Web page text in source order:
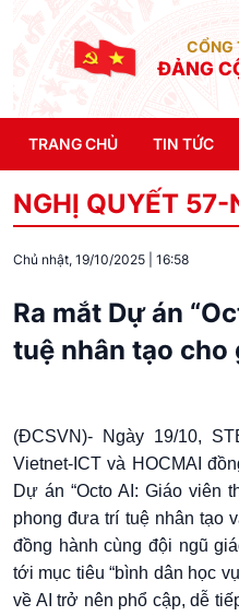
CỔNG
ĐẢNG
TRANG CHỦ TIN TỨC
NGHỊ QUYẾT
Chủ nhật, 19/10/2025 16:58
Ra mắt Dự án
tuệ nhân tạo cho
(ĐCSVN)- Ngày 19/10,
Vietnet-ICT và HOCMAI
Dự án “Octo AI: Giáo viên
phong đưa trí tuệ nhân tạo
đồng hành cùng đội ngũ
tới mục tiêu “bình dân học
về AI trở nên phổ cập, dễ